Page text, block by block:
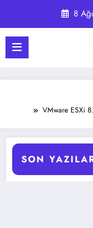
8
VMware ESXi
SON AKS Pod